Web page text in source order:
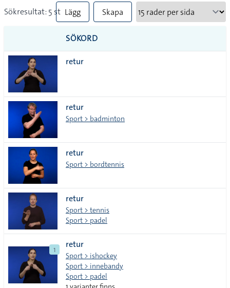
Sökresultat: 5 st Lägg
till
alla i
Skapa
SÖKORD
retur
retur
Sport > badminton
retur
Sport > bordtennis
retur
Sport > tennis
Sport > padel
1 retur
Sport > ishockey
Sport > innebandy
Sport > padel